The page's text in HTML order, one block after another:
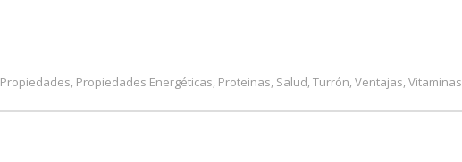
Propiedades, Propiedades Energéticas, Proteinas, Salud, Turrón, Ventajas, Vitaminas